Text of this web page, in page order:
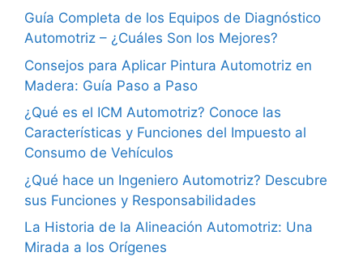
Guía Completa de los Equipos de Diagnóstico
Automotriz – ¿Cuáles Son los Mejores?
Consejos para Aplicar Pintura Automotriz en
Madera: Guía Paso a Paso
¿Qué es el ICM Automotriz? Conoce las
Características y Funciones del Impuesto al
Consumo de Vehículos
¿Qué hace un Ingeniero Automotriz? Descubre
sus Funciones y Responsabilidades
La Historia de la Alineación Automotriz: Una
Mirada a los Orígenes